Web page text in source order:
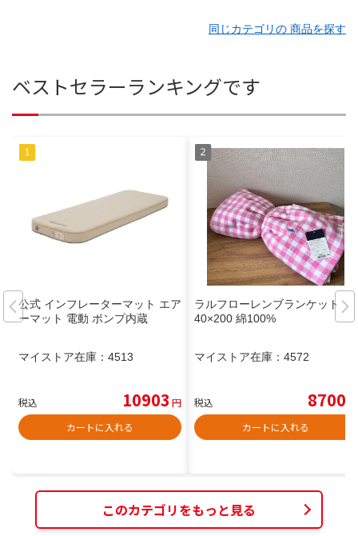
同じカテゴリの 商品を探す
ベストセラーランキングです
公式 インフレーターマット エア
ーマット 電動 ポンプ内蔵
マイストア在庫： 4513
税込 10903 円
カートに入れる
ラルフローレンブランケット 1
40×200 綿100%
マイストア在庫： 4572
税込 8700
カートに入れる
このカテゴリをもっと見る